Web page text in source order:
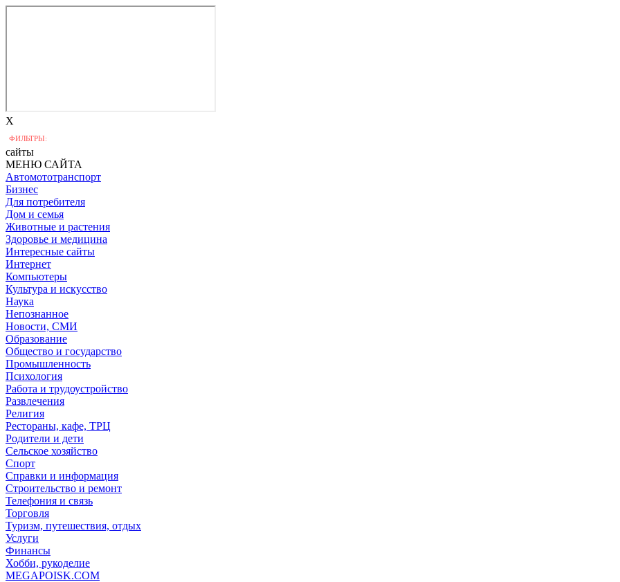
X
ФИЛЬТРЫ:
сайты
МЕНЮ САЙТА
Автомототранспорт
Бизнес
Для потребителя
Дом и семья
Животные и растения
Здоровье и медицина
Интересные сайты
Интернет
Компьютеры
Культура и искусство
Наука
Непознанное
Новости, СМИ
Образование
Общество и государство
Промышленность
Психология
Работа и трудоустройство
Развлечения
Религия
Рестораны, кафе, ТРЦ
Родители и дети
Сельское хозяйство
Спорт
Справки и информация
Строительство и ремонт
Телефония и связь
Торговля
Туризм, путешествия, отдых
Услуги
Финансы
Хобби, рукоделие
MEGAPOISK.COM